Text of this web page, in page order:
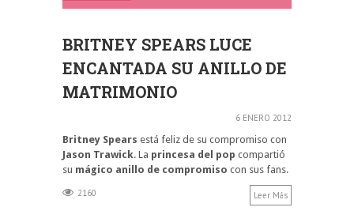
BRITNEY SPEARS LUCE
ENCANTADA SU ANILLO DE
MATRIMONIO
6 ENERO 2012
Britney Spears está feliz de su compromiso con
Jason Trawick. La princesa del pop compartió
su mágico anillo de compromiso con sus fans.
2160 Leer Más